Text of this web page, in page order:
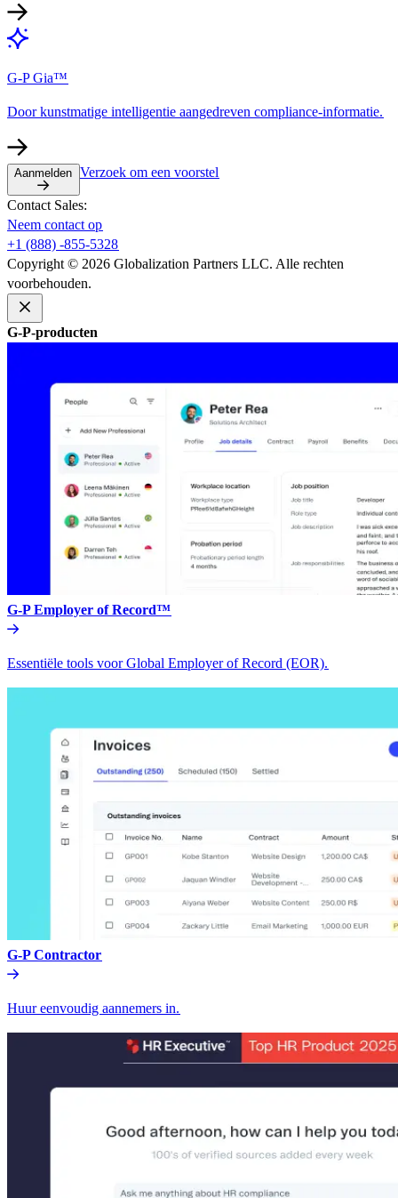
G-P Gia™​​
Door kunstmatige intelligentie aangedreven compliance-informatie.​​
Aanmelden​​ Verzoek om een voorstel​​
Contact Sales:​​
Neem contact op​​
+1 (888) -855-5328​​
Copyright © 2026 Globalization Partners LLC. Alle rechten
voorbehouden.​​
G-P-producten​​
G-P Employer of Record™​​
Essentiële tools voor Global Employer of Record (EOR).​​
G-P Contractor​​
Huur eenvoudig aannemers in.​​